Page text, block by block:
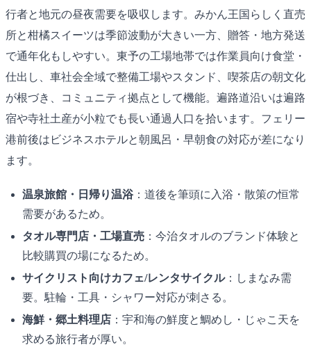
行者と地元の昼夜需要を吸収します。みかん王国らしく直売
所と柑橘スイーツは季節波動が大きい一方、贈答・地方発送
で通年化もしやすい。東予の工場地帯では作業員向け食堂・
仕出し、車社会全域で整備工場やスタンド、喫茶店の朝文化
が根づき、コミュニティ拠点として機能。遍路道沿いは遍路
宿や寺社土産が小粒でも長い通過人口を拾います。フェリー
港前後はビジネスホテルと朝風呂・早朝食の対応が差になり
ます。
温泉旅館・日帰り温浴 ：道後を筆頭に入浴・散策の恒常
需要があるため。
タオル専門店・工場直売 ：今治タオルのブランド体験と
比較購買の場になるため。
サイクリスト向けカフェ/レンタサイクル：しまなみ需
要。駐輪・工具・シャワー対応が刺さる。
海鮮・郷土料理店 ：宇和海の鮮度と鯛めし・じゃこ天を
求める旅行者が厚い。